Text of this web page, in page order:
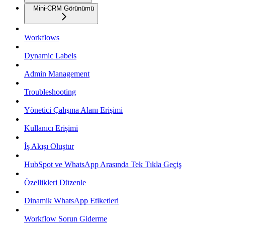
Mini-CRM Görünümü
Workflows
Dynamic Labels
Admin Management
Troubleshooting
Yönetici Çalışma Alanı Erişimi
Kullanıcı Erişimi
İş Akışı Oluştur
HubSpot ve WhatsApp Arasında Tek Tıkla Geçiş
Özellikleri Düzenle
Dinamik WhatsApp Etiketleri
Workflow Sorun Giderme